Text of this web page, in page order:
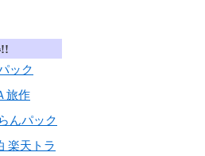
ック
旅作
んパック
楽天トラ